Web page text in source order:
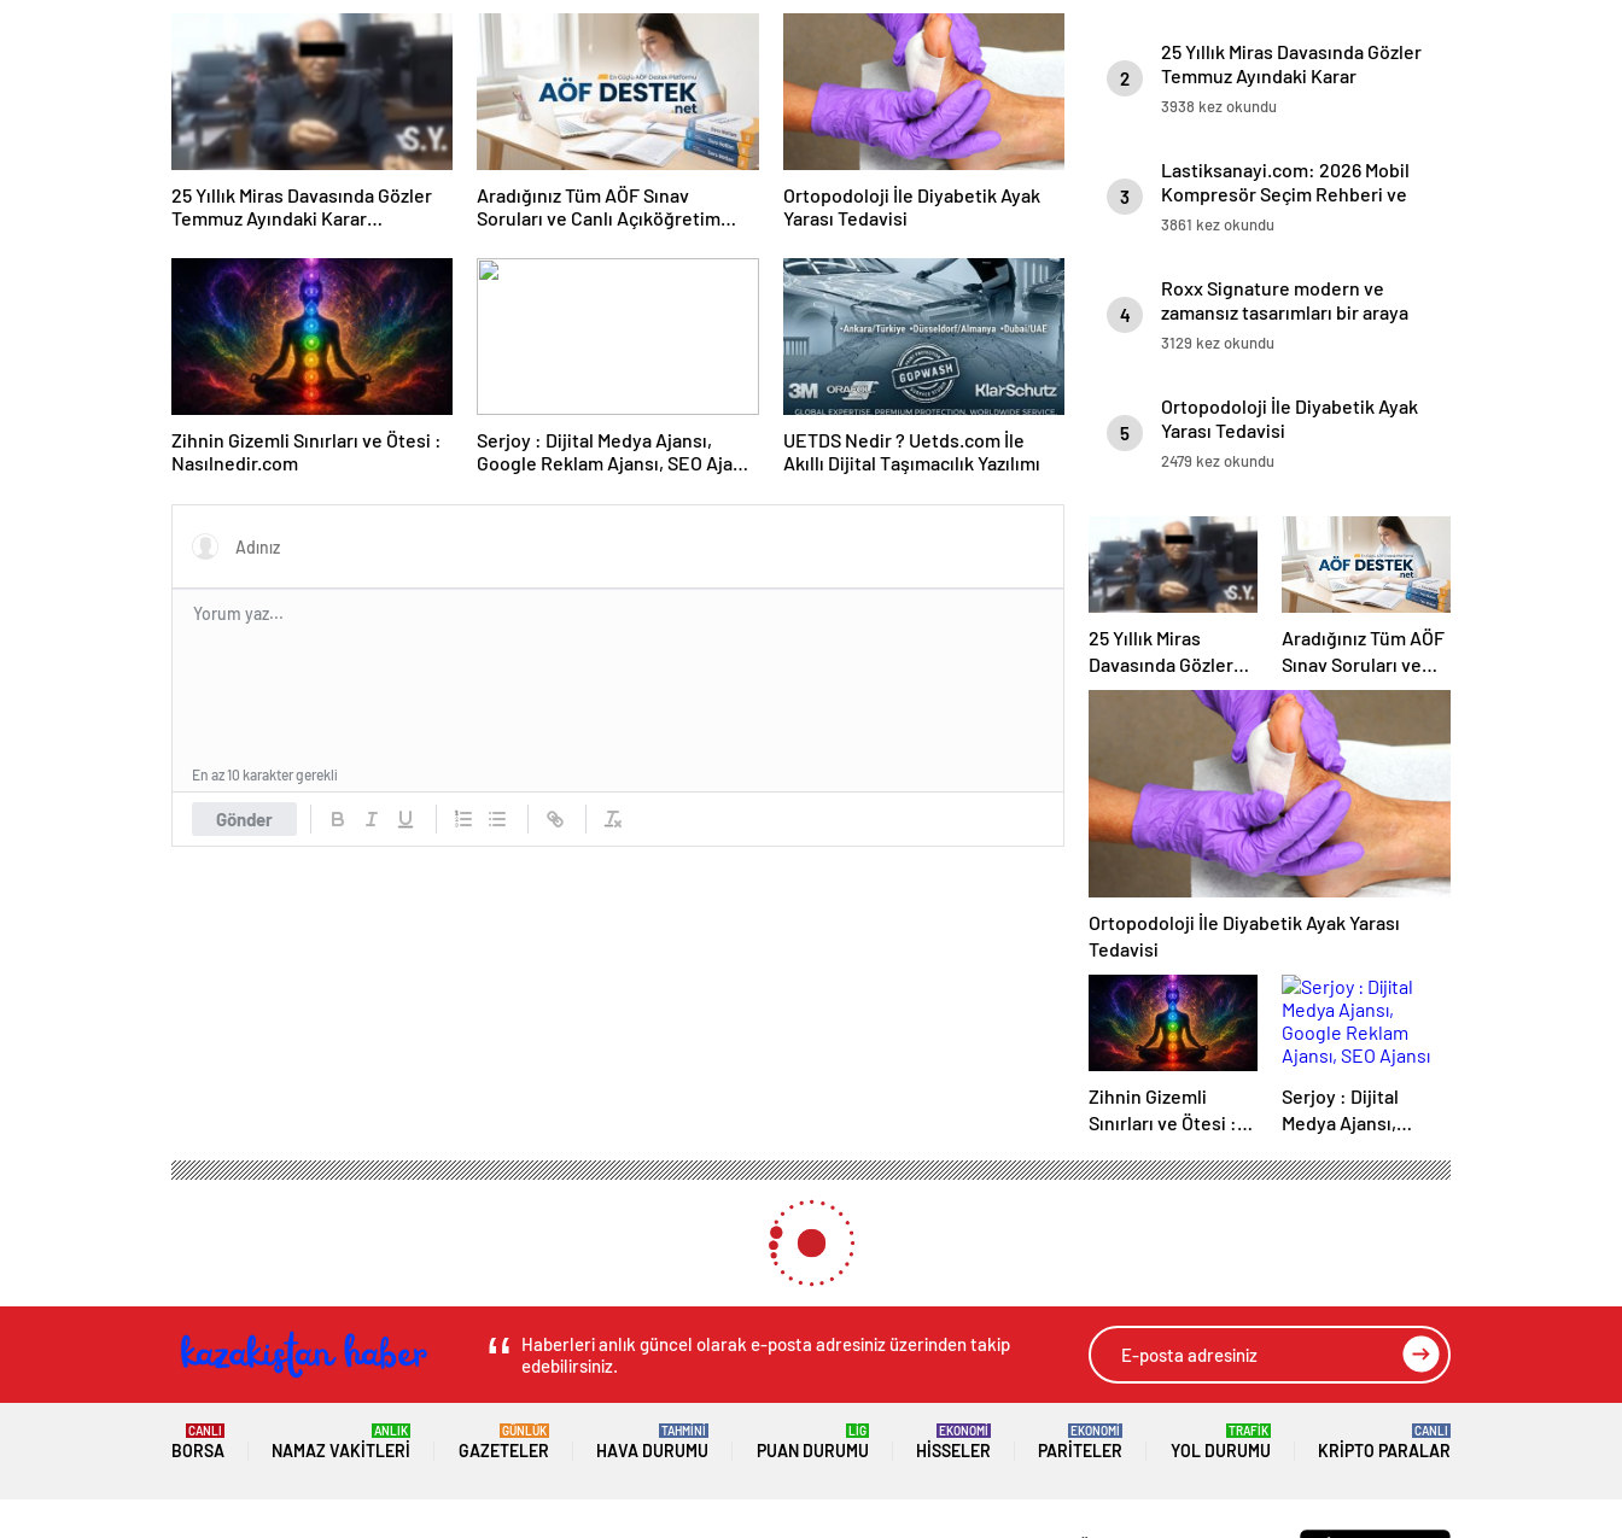
25 Yıllık Miras Davasında Gözler
Temmuz Ayındaki Karar
Aradığınız Tüm AÖF Sınav
Soruları ve Canlı Açıköğretim
Ortopodoloji İle Diyabetik Ayak
Yarası Tedavisi
Zihnin Gizemli Sınırları ve Ötesi :
Nasılnedir.com
Serjoy : Dijital Medya Ajansı,
Google Reklam Ajansı, SEO Ajansı
UETDS Nedir ? Uetds.com İle
Akıllı Dijital Taşımacılık Yazılımı
Gönder
En az 10 karakter gerekli
2
25 Yıllık Miras Davasında Gözler
Temmuz Ayındaki Karar
Duruşmasına Çevrildi
3938 kez okundu
3
Lastiksanayi.com: 2026 Mobil
Kompresör Seçim Rehberi ve
Verimlilik Analizi
3861 kez okundu
4
Roxx Signature modern ve
zamansız tasarımları bir araya
getiriyor
3129 kez okundu
5
Ortopodoloji İle Diyabetik Ayak
Yarası Tedavisi
2479 kez okundu
25 Yıllık Miras
Davasında Gözler
Temmuz Ayındaki
Karar Duruşmasına
Aradığınız Tüm AÖF
Sınav Soruları ve
Canlı Açıköğretim
Forumu Burada
Ortopodoloji İle Diyabetik Ayak Yarası
Tedavisi
Zihnin Gizemli
Sınırları ve Ötesi :
Serjoy : Dijital
Medya Ajansı,
Ajansı, SEO Ajansı
Haberleri anlık güncel olarak e-posta adresiniz üzerinden takip
edebilirsiniz.
BORSA
CANLI
NAMAZ VAKITLERI
ANLIK
GAZETELER
GÜNLÜK
HAVA DURUMU
TAHMİNİ
PUAN DURUMU
LİG
HISSELER
EKONOMİ
PARITELER
EKONOMİ
YOL DURUMU
TRAFİK
KRIPTO PARALAR
CANLI